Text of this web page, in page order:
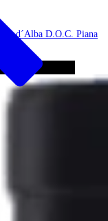
d´Alba D.O.C. Piana